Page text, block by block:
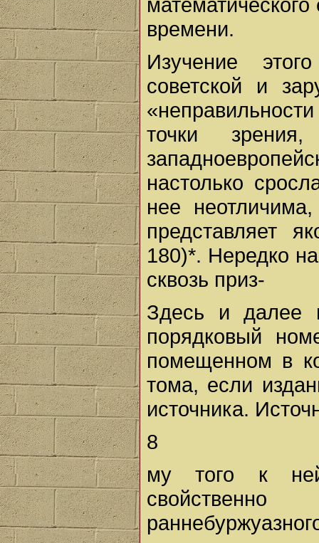
времени.
Изучение
советской и
точки
настолько
нее
представляет
180)*. Нередко
сквозь приз-
Здесь и далее
порядковый
помещенном в
тома, если
источника.
8
му того к ней